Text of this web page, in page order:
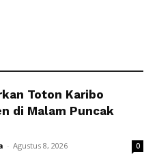
Toton Karibo
di Malam Puncak
- Agustus 8, 2026 0